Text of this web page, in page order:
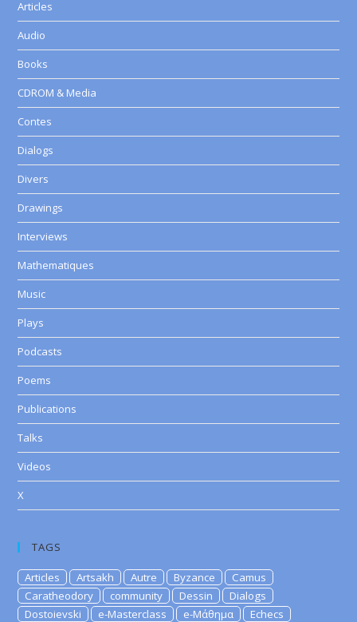
Articles
Audio
Books
CDROM & Media
Contes
Dialogs
Divers
Drawings
Interviews
Mathematiques
Music
Plays
Podcasts
Poems
Publications
Talks
Videos
X
TAGS
Articles Artsakh Autre Byzance
Camus
Caratheodory
community Dessin
Dialogs
Dostoievski
e-Masterclass e-Μάθημα
Echecs